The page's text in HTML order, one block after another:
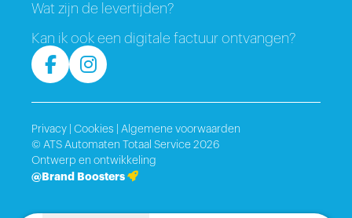
Wat zijn de levertijden?
Kan ik ook een digitale factuur ontvangen?
Ontwerp en ontwikkeling
@Brand Boosters
© ATS Automaten Totaal Service 2026
Privacy Cookies Algemene voorwaarden